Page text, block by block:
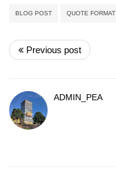
BLOG POST QUOTE FORMAT
Previous post
ADMIN_PEA